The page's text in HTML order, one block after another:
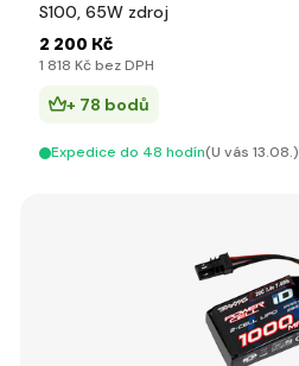
S100, 65W zdroj
2 200 Kč
1 818 Kč bez DPH
+ 78 bodů
Expedice do 48 hodín(U vás 13.08.)